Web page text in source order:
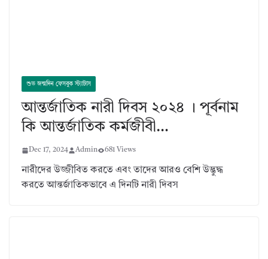
শুভ জন্মদিন ফেসবুক স্ট্যাটাস
আন্তর্জাতিক নারী দিবস ২০২৪ । পূর্বনাম
কি আন্তর্জাতিক কর্মজীবী…
Dec 17, 2024 Admin 681 Views
নারীদের উজ্জীবিত করতে এবং তাদের আরও বেশি উদ্ভুদ্ধ
করতে আন্তর্জাতিকভাবে এ দিনটি নারী দিবস